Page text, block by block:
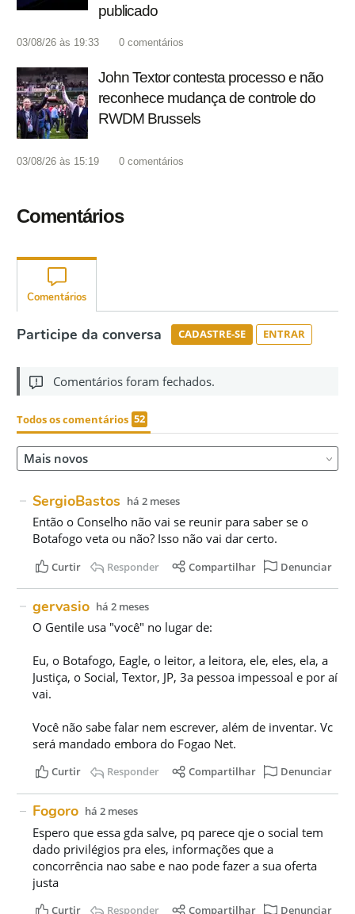
publicado
03/08/26 às 19:33 0 comentários
John Textor contesta processo e não
reconhece mudança de controle do
RWDM Brussels
03/08/26 às 15:19 0 comentários
Comentários